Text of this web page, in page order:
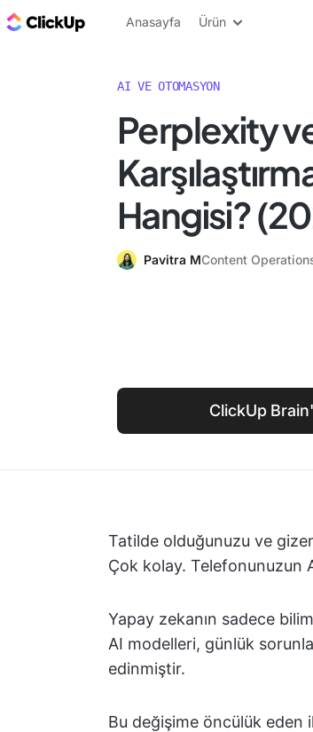
ClickUp Blog
Anasayfa Ürün
AI VE OTOMASYON
Perplexity
Hangisi?
Pavitra MContent
ClickUp
Tatilde olduğunuzu ve
Çok kolay. Telefonunuzun
Yapay zekanın sadece
AI modelleri, günlük
edinmiştir.
Bu değişime öncülük eden